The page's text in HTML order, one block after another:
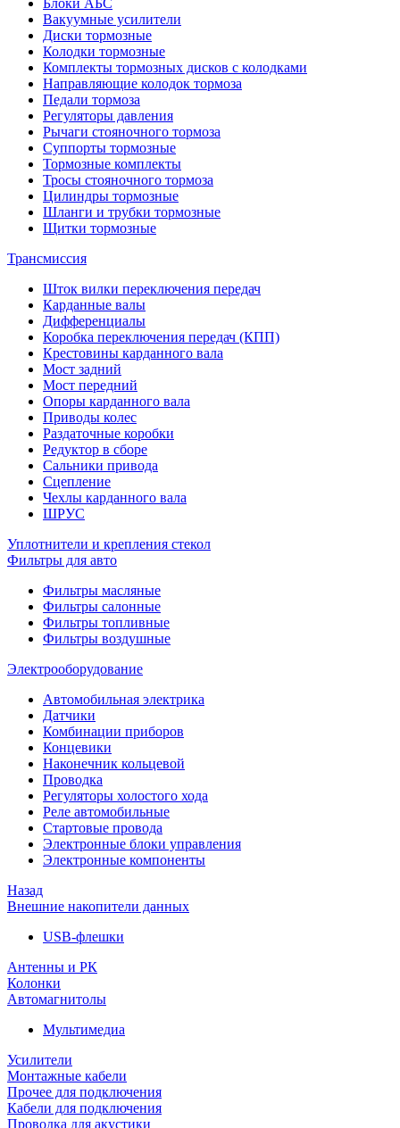
Блоки АБС
Вакуумные усилители
Диски тормозные
Колодки тормозные
Комплекты тормозных дисков с колодками
Направляющие колодок тормоза
Педали тормоза
Регуляторы давления
Рычаги стояночного тормоза
Суппорты тормозные
Тормозные комплекты
Тросы стояночного тормоза
Цилиндры тормозные
Шланги и трубки тормозные
Щитки тормозные
Трансмиссия
Шток вилки переключения передач
Карданные валы
Дифференциалы
Коробка переключения передач (КПП)
Крестовины карданного вала
Мост задний
Мост передний
Опоры карданного вала
Приводы колес
Раздаточные коробки
Редуктор в сборе
Сальники привода
Сцепление
Чехлы карданного вала
ШРУС
Уплотнители и крепления стекол
Фильтры для авто
Фильтры масляные
Фильтры салонные
Фильтры топливные
Фильтры воздушные
Электрооборудование
Автомобильная электрика
Датчики
Комбинации приборов
Концевики
Наконечник кольцевой
Проводка
Регуляторы холостого хода
Реле автомобильные
Стартовые провода
Электронные блоки управления
Электронные компоненты
Назад
Внешние накопители данных
USB-флешки
Антенны и РК
Колонки
Автомагнитолы
Мультимедиа
Усилители
Монтажные кабели
Прочее для подключения
Кабели для подключения
Проводка для акустики